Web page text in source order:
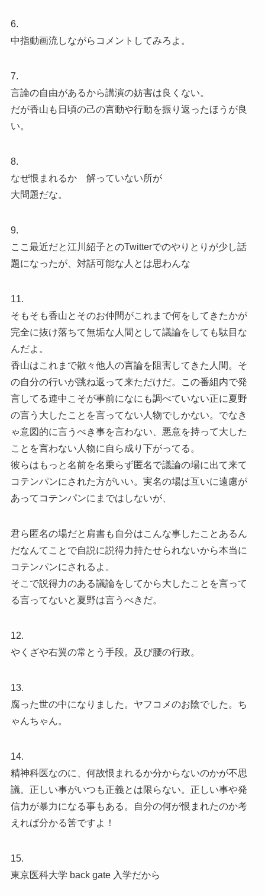
6.
中指動画流しながらコメントしてみろよ。
7.
言論の自由があるから講演の妨害は良くない。
だが香山も日頃の己の言動や行動を振り返ったほうが良
い。
8.
なぜ恨まれるか 解っていない所が
大問題だな。
9.
ここ最近だと江川紹子とのTwitterでのやりとりが少し話
題になったが、対話可能な人とは思わんな
11.
そもそも香山とそのお仲間がこれまで何をしてきたかが
完全に抜け落ちて無垢な人間として議論をしても駄目な
んだよ。
香山はこれまで散々他人の言論を阻害してきた人間。そ
の自分の行いが跳ね返って来ただけだ。この番組内で発
言してる連中こそが事前になにも調べていない正に夏野
の言う大したことを言ってない人物でしかない。でなき
ゃ意図的に言うべき事を言わない、悪意を持って大した
ことを言わない人物に自ら成り下がってる。
彼らはもっと名前を名乗らず匿名で議論の場に出て来て
コテンパンにされた方がいい。実名の場は互いに遠慮が
あってコテンパンにまではしないが、
君ら匿名の場だと肩書も自分はこんな事したことあるん
だなんてことで自説に説得力持たせられないから本当に
コテンパンにされるよ。
そこで説得力のある議論をしてから大したことを言って
る言ってないと夏野は言うべきだ。
12.
やくざや右翼の常とう手段。及び腰の行政。
13.
腐った世の中になりました。ヤフコメのお陰でした。ち
ゃんちゃん。
14.
精神科医なのに、何故恨まれるか分からないのかが不思
議。正しい事がいつも正義とは限らない。正しい事や発
信力が暴力になる事もある。自分の何が恨まれたのか考
えれば分かる筈ですよ！
15.
東京医科大学 back gate 入学だから